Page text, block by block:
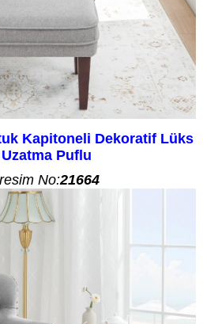
Kapitoneli Dekoratif Lüks
Puflu
No:21664